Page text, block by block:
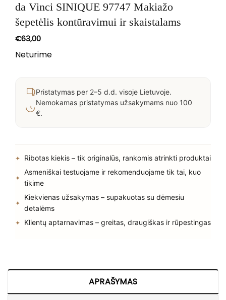
da Vinci SINIQUE 97747 Makiažo
šepetėlis kontūravimui ir skaistalams
€63,00
Neturime
Pristatymas per 2–5 d.d. visoje Lietuvoje.
Nemokamas pristatymas užsakymams nuo 100
€.
Ribotas kiekis – tik originalūs, rankomis atrinkti produktai
Asmeniškai testuojame ir rekomenduojame tik tai, kuo
tikime
Kiekvienas užsakymas – supakuotas su dėmesiu
detalėms
Klientų aptarnavimas – greitas, draugiškas ir rūpestingas
APRAŠYMAS